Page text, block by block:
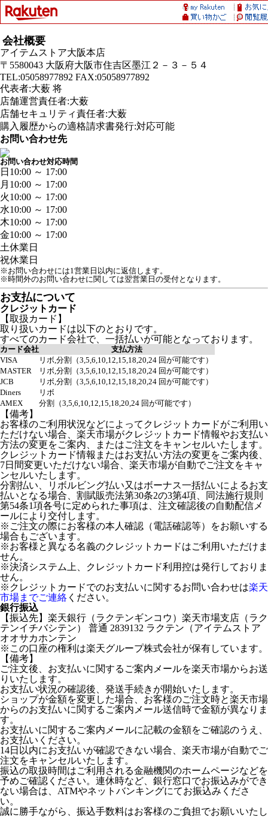
会社概要
アイテムストア大阪本店
〒5580043 大阪府大阪市住吉区墨江２－３－５４
TEL:05058977892 FAX:05058977892
代表者:大薮 将
店舗運営責任者:大薮
店舗セキュリティ責任者:大薮
購入履歴からの適格請求書発行:対応可能
お問い合わせ先
お問い合わせ対応時間
日 10:00 ～ 17:00
月 10:00 ～ 17:00
火10:00 ～ 17:00
水10:00 ～ 17:00
木10:00 ～ 17:00
金10:00 ～ 17:00
土休業日
祝休業日
※お問い合わせには1営業日以内に返信します。
※時間外のお問い合わせに関しては翌営業日の受付となります。
お支払について
クレジットカード
【取扱カード】
取り扱いカードは以下のとおりです。
すべてのカード会社で、一括払いが可能となっております。
カード会社
支払方法
VISA
リボ,分割（3,5,6,10,12,15,18,20,24 回が可能です）
MASTER
リボ,分割（3,5,6,10,12,15,18,20,24 回が可能です）
JCB
リボ,分割（3,5,6,10,12,15,18,20,24 回が可能です）
Diners
リボ
AMEX
分割（3,5,6,10,12,15,18,20,24 回が可能です）
【備考】
お客様のご利用状況などによってクレジットカードがご利用い
ただけない場合、楽天市場がクレジットカード情報やお支払い
方法の変更をご案内、またはご注文をキャンセルいたします。
クレジットカード情報またはお支払い方法の変更をご案内後、
7日間変更いただけない場合、楽天市場が自動でご注文をキャ
ンセルいたします。
分割払い、リボルビング払い又はボーナス一括払いによるお支
払いとなる場合、割賦販売法第30条2の3第4項、同法施行規則
第54条1項各号に定められた事項は、注文確認後の自動配信メ
ールにより交付します。
※ご注文の際にお客様の本人確認（電話確認等）をお願いする
場合もございます。
※お客様と異なる名義のクレジットカードはご利用いただけま
せん。
※決済システム上、クレジットカード利用控は発行しておりま
せん。
※クレジットカードでのお支払いに関するお問い合わせは楽天
市場までご連絡 ください。
銀行振込
【振込先】楽天銀行（ラクテンギンコウ）楽天市場支店（ラク
テンイチバシテン） 普通 2839132 ラクテン（アイテムストア
オオサカホンテン
※この口座の権利は楽天グループ株式会社が保有しています。
【備考】
ご注文後、お支払いに関するご案内メールを楽天市場からお送
りいたします。
お支払い状況の確認後、発送手続きが開始いたします。
ショップが金額を変更した場合、お客様のご注文時と楽天市場
からのお支払いに関するご案内メール送信時で金額が異なりま
す。
お支払いに関するご案内メールに記載の金額をご確認のうえ、
お支払いください。
14日以内にお支払いが確認できない場合、楽天市場が自動でご
注文をキャンセルいたします。
振込の取扱時間はご利用される金融機関のホームページなどを
予めご確認ください。連休時など、銀行窓口でお振込みができ
ない場合は、ATMやネットバンキングにてお振込みくださ
い。
誠に勝手ながら、振込手数料はお客様のご負担でお願いいたし